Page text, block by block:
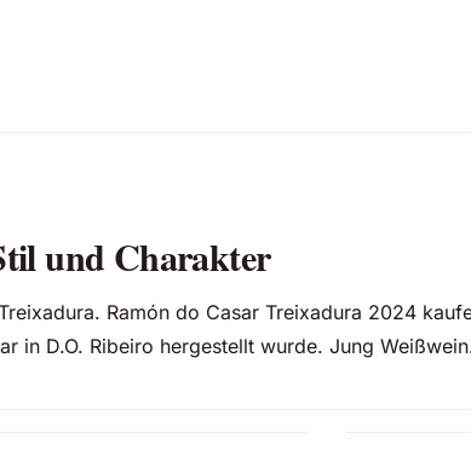
und Charakter
Ramón do Casar Treixadura 2024
in D.O. Ribeiro hergestellt wurde. Jung